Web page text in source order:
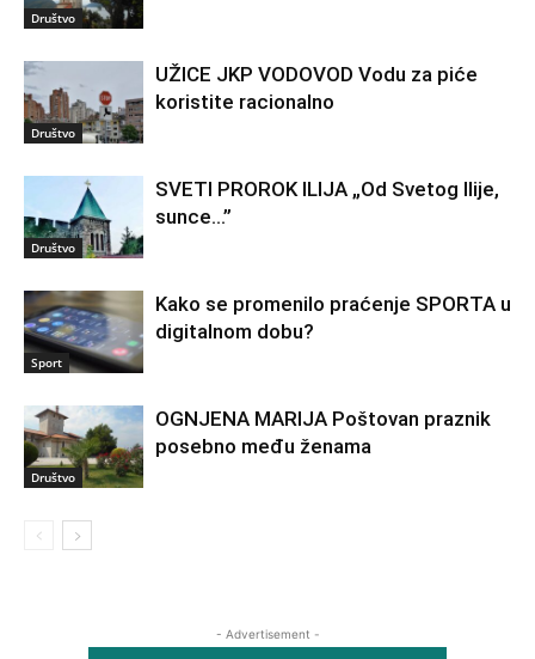
Društvo
Društvo
UŽICE JKP VODOVOD Vodu za piće
koristite racionalno
Društvo
SVETI PROROK ILIJA „Od Svetog Ilije,
sunce…”
Sport
Kako se promenilo praćenje SPORTA u
digitalnom dobu?
Društvo
OGNJENA MARIJA Poštovan praznik
posebno među ženama
- Advertisement -